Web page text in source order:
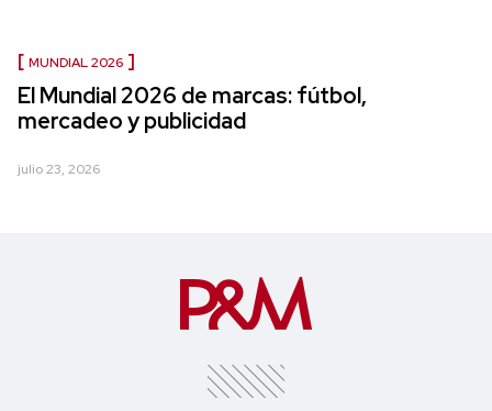
MUNDIAL 2026
El Mundial 2026 de marcas: fútbol,
mercadeo y publicidad
julio 23, 2026